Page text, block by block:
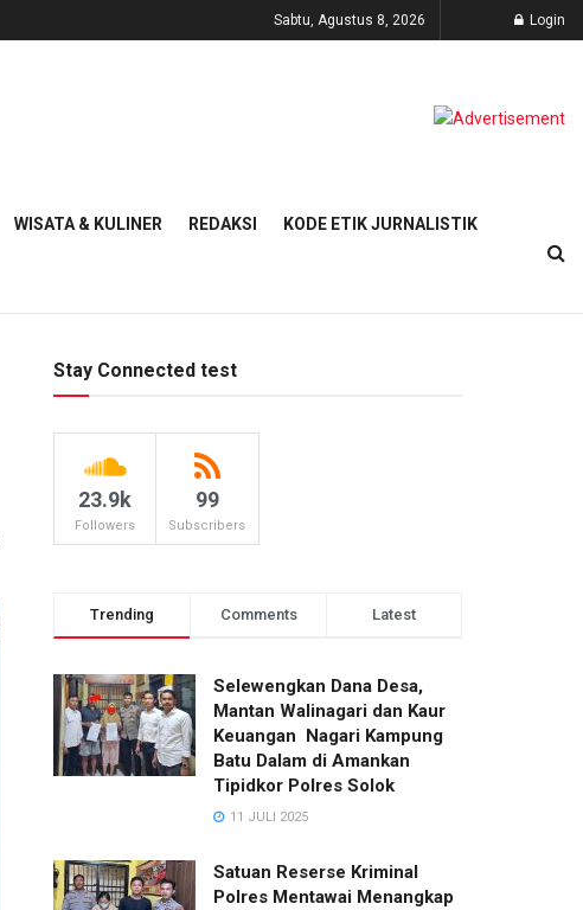
Sabtu, Agustus 8, 2026 Login
WISATA & KULINER REDAKSI KODE ETIK JURNALISTIK
Stay Connected test
23.9k
Followers
99
Subscribers
Trending Comments Latest
Selewengkan Dana Desa,
Mantan Walinagari dan Kaur
Keuangan Nagari Kampung
Batu Dalam di Amankan
Tipidkor Polres Solok
11 JULI 2025
Satuan Reserse Kriminal
Polres Mentawai Menangkap